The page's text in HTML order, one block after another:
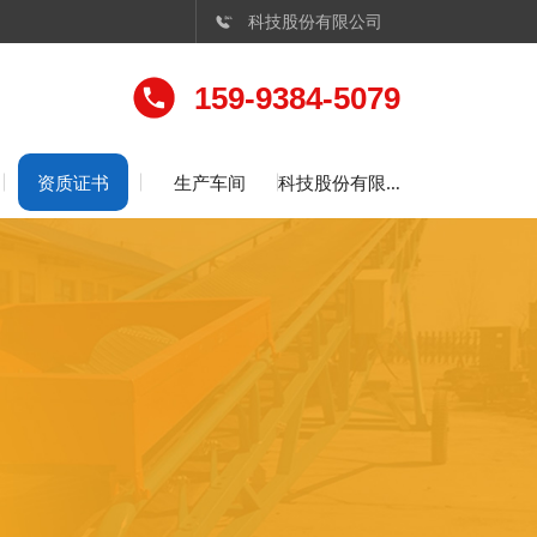
科技股份有限公司
159-9384-5079
资质证书 生产车间 科技股份有限公司